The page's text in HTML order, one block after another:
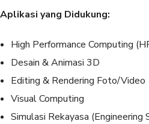
Aplikasi yang Didukung:
High Performance Computing
Desain & Animasi 3D
Editing & Rendering Foto/Video
Visual Computing
Simulasi Rekayasa (Engineering